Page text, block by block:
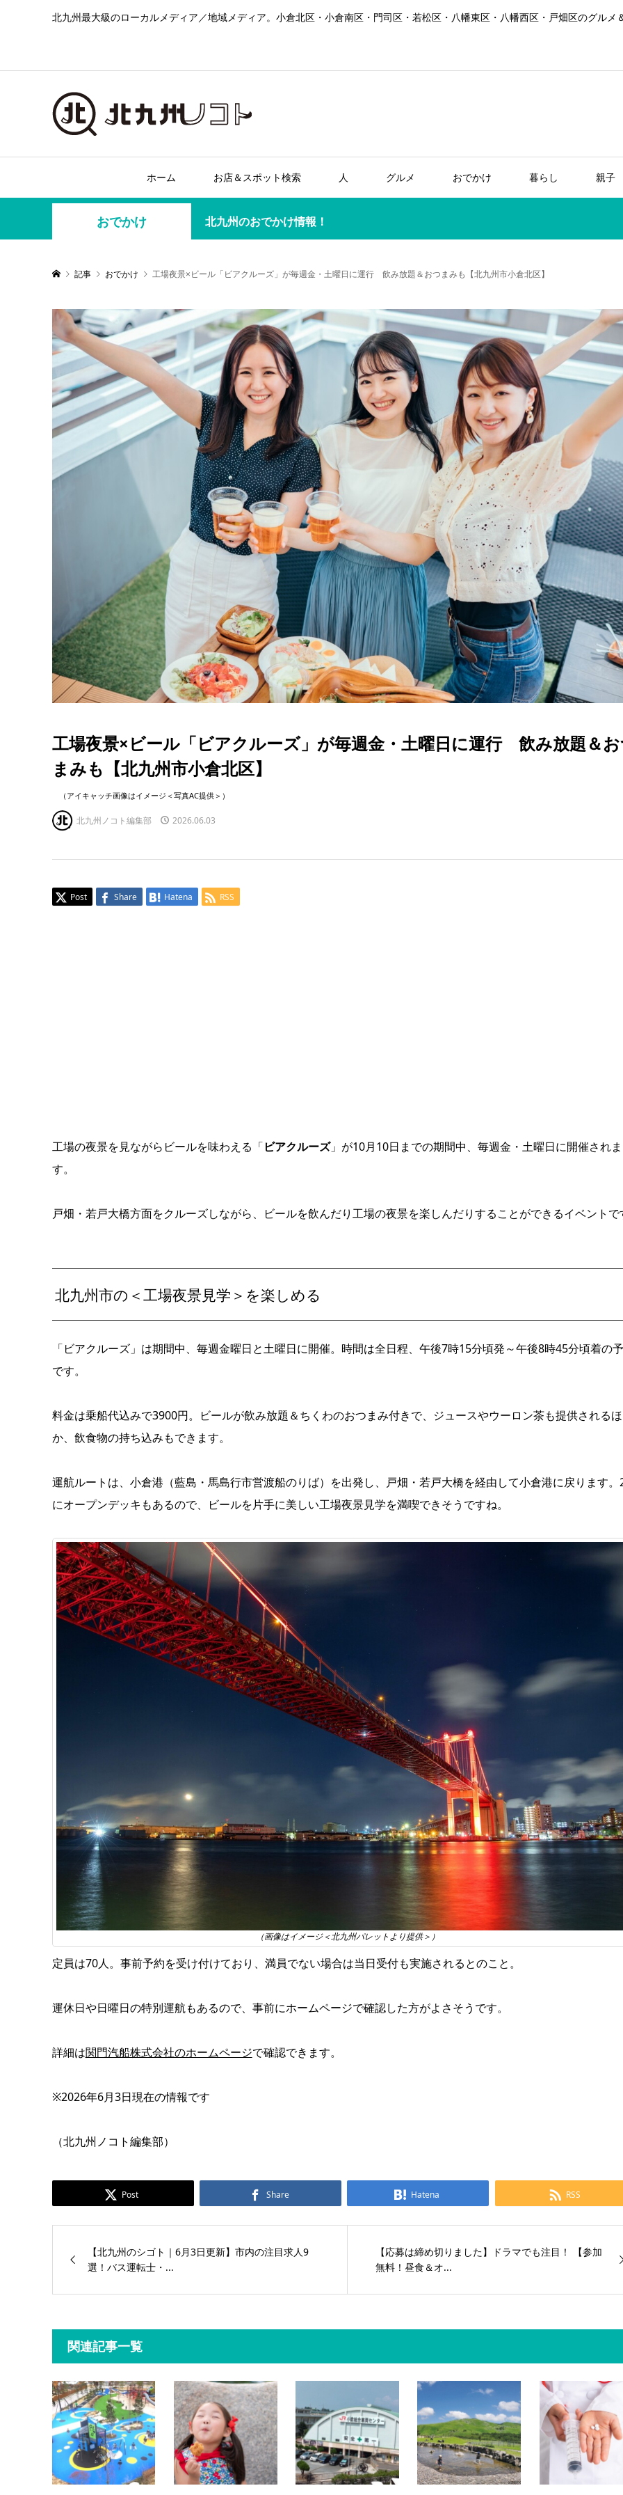
北九州最大級のローカルメディア／地域メディア。小倉北区・小倉南区・門司区・若松区・八幡東区・八幡西区・戸畑区のグル
ホーム お店＆スポット検索 人 グルメ おでかけ 暮らし 親子
おでかけ 北九州のおでかけ情報！
記事 おでかけ 工場夜景×ビール「ビアクルーズ」が毎週金・土曜日に運行 飲み放題＆おつまみも【北九州市小倉北区】
工場夜景×ビール「ビアクルーズ」が毎週金・土曜日に運行 飲み放題＆
まみも【北九州市小倉北区】
（アイキャッチ画像はイメージ＜写真AC提供＞）
北九州ノコト編集部 2026.06.03
Post Share Hatena RSS
工場の夜景を見ながらビールを味わえる「ビアクルーズ」が10月10日までの期間中、毎週金・土曜日に開催されま
す。
戸畑・若戸大橋方面をクルーズしながら、ビールを飲んだり工場の夜景を楽しんだりすることができるイベントで
北九州市の＜工場夜景見学＞を楽しめる
「ビアクルーズ」は期間中、毎週金曜日と土曜日に開催。時間は全日程、午後7時15分頃発～午後8時45分頃着の
です。
料金は乗船代込みで3900円。ビールが飲み放題＆ちくわのおつまみ付きで、ジュースやウーロン茶も提供されるほ
か、飲食物の持ち込みもできます。
運航ルートは、小倉港（藍島・馬島行市営渡船のりば）を出発し、戸畑・若戸大橋を経由して小倉港に戻ります。
にオープンデッキもあるので、ビールを片手に美しい工場夜景見学を満喫できそうですね。
（画像はイメージ＜北九州パレットより提供＞）
定員は70人。事前予約を受け付けており、満員でない場合は当日受付も実施されるとのこと。
運休日や日曜日の特別運航もあるので、事前にホームページで確認した方がよさそうです。
詳細は関門汽船株式会社のホームページで確認できます。
※2026年6月3日現在の情報です
（北九州ノコト編集部）
Post Share Hatena RSS
【北九州のシゴト｜6月3日更新】市内の注目求人9
選！バス運転士・...
【応募は締め切りました】ドラマでも注目！ 【参加
無料！昼食＆オ...
関連記事一覧